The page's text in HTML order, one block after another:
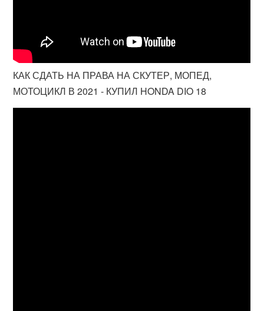
КАК СДАТЬ НА ПРАВА НА СКУТЕР, МОПЕД,
МОТОЦИКЛ В 2021 - КУПИЛ HONDA DIO 18